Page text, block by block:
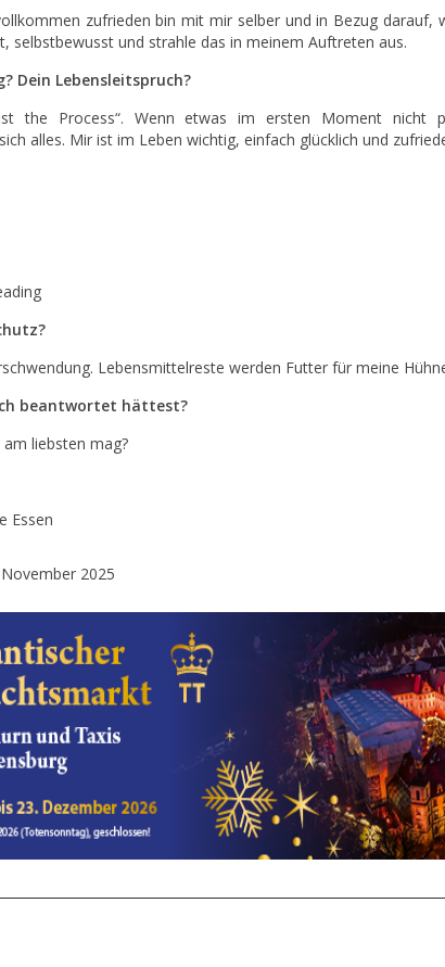
zufrieden bin mit mir selber und in Bezug darauf,
selbstbewusst und strahle das in meinem Auftreten aus.
Dein Lebensleitspruch?
the Process“. Wenn etwas im ersten Moment nicht
alles. Mir ist im Leben wichtig, einfach glücklich und
Lebensmittelreste werden Futter für meine
beantwortet hättest?
liebsten mag?
Essen
2025